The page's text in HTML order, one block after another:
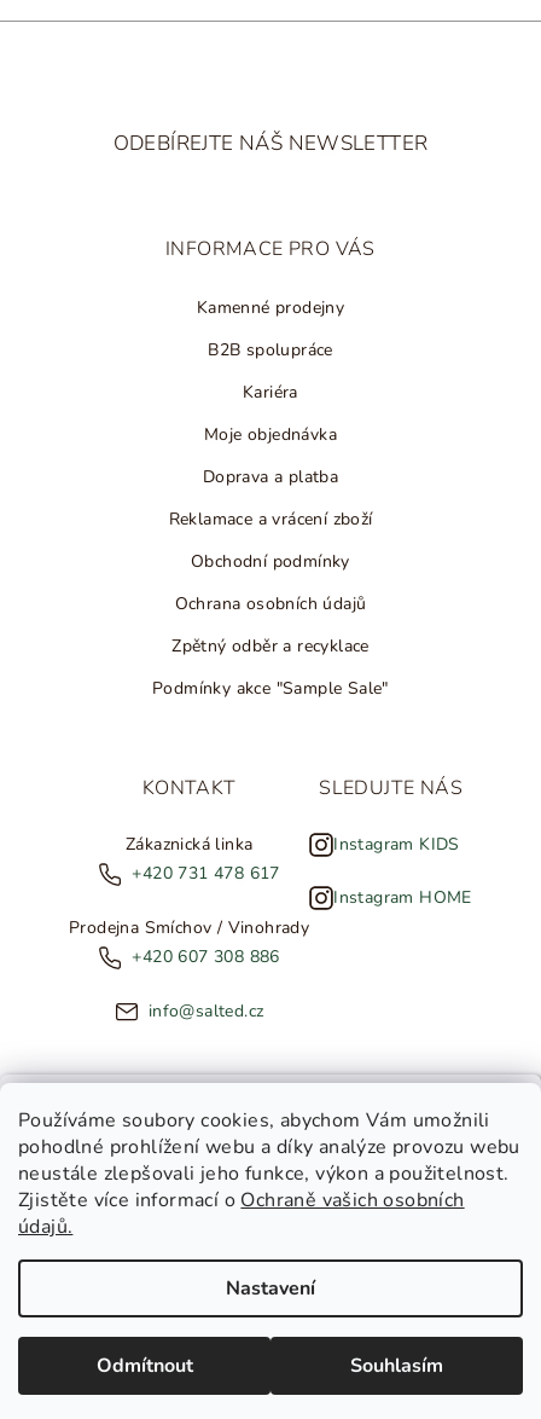
Používáme soubory cookies, abychom Vám umožnili
pohodlné prohlížení webu a díky analýze provozu webu
neustále zlepšovali jeho funkce, výkon a použitelnost.
Zjistěte více informací o Ochraně vašich osobních
údajů.
Nastavení
Odmítnout Souhlasím
ODEBÍREJTE NÁŠ NEWSLETTER
INFORMACE PRO VÁS
Kamenné prodejny
B2B spolupráce
Kariéra
Moje objednávka
Doprava a platba
Reklamace a vrácení zboží
Obchodní podmínky
Ochrana osobních údajů
Zpětný odběr a recyklace
Podmínky akce "Sample Sale"
KONTAKT
Zákaznická linka
+420 731 478 617
Prodejna Smíchov / Vinohrady
+420 607 308 886
info@salted.cz
SLEDUJTE NÁS
Instagram KIDS
Instagram HOME
Copyright 2026SALTED. Všechna práva vyhrazena.Upravit
nastavení cookies
NOVINKY ZE SALTED
Toužíte dostávat novinky z
Salted Home
Salted Kids & Home
Chci být v obraze!